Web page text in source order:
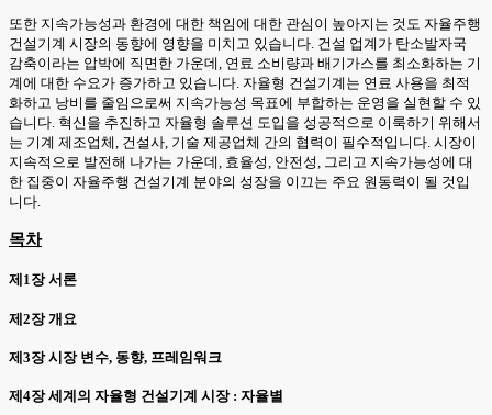
또한 지속가능성과 환경에 대한 책임에 대한 관심이 높아지는 것도 자율주행
건설기계 시장의 동향에 영향을 미치고 있습니다. 건설 업계가 탄소발자국
감축이라는 압박에 직면한 가운데, 연료 소비량과 배기가스를 최소화하는 기
계에 대한 수요가 증가하고 있습니다. 자율형 건설기계는 연료 사용을 최적
화하고 낭비를 줄임으로써 지속가능성 목표에 부합하는 운영을 실현할 수 있
습니다. 혁신을 추진하고 자율형 솔루션 도입을 성공적으로 이룩하기 위해서
는 기계 제조업체, 건설사, 기술 제공업체 간의 협력이 필수적입니다. 시장이
지속적으로 발전해 나가는 가운데, 효율성, 안전성, 그리고 지속가능성에 대
한 집중이 자율주행 건설기계 분야의 성장을 이끄는 주요 원동력이 될 것입
니다.
목차
제1장 서론
제2장 개요
제3장 시장 변수, 동향, 프레임워크
제4장 세계의 자율형 건설기계 시장 : 자율별